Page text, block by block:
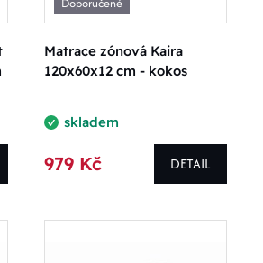
Matrace zónová Kaira
120x60x12 cm - kokos
skladem
979 Kč DETAIL